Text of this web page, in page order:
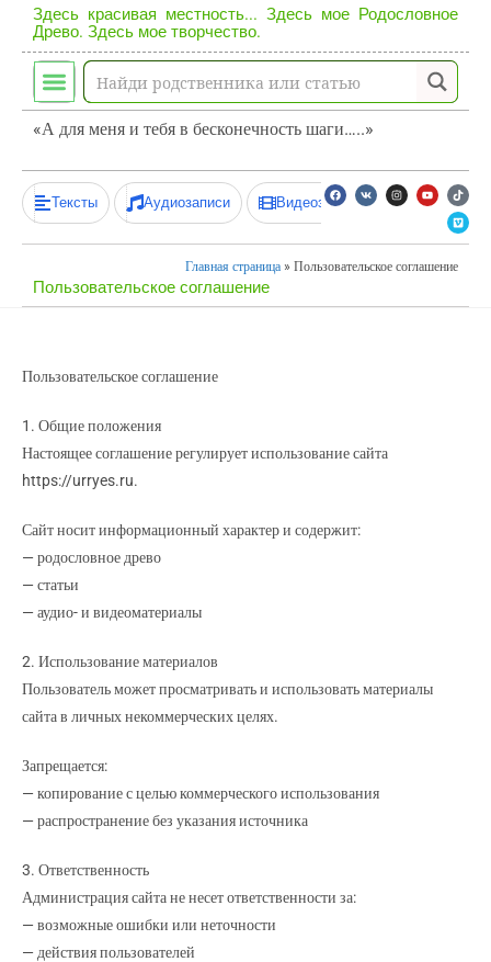
Здесь красивая местность... Здесь мое Родословное
Древо. Здесь мое творчество.
«А для меня и тебя в бесконечность шаги…..»
Тексты Аудиозаписи Видеозаписи
Главная страница » Пользовательское соглашение
Пользовательское соглашение
Пользовательское соглашение
1. Общие положения
Настоящее соглашение регулирует использование сайта
https://urryes.ru.
Сайт носит информационный характер и содержит:
— родословное древо
— статьи
— аудио- и видеоматериалы
2. Использование материалов
Пользователь может просматривать и использовать материалы
сайта в личных некоммерческих целях.
Запрещается:
— копирование с целью коммерческого использования
— распространение без указания источника
3. Ответственность
Администрация сайта не несет ответственности за:
— возможные ошибки или неточности
— действия пользователей